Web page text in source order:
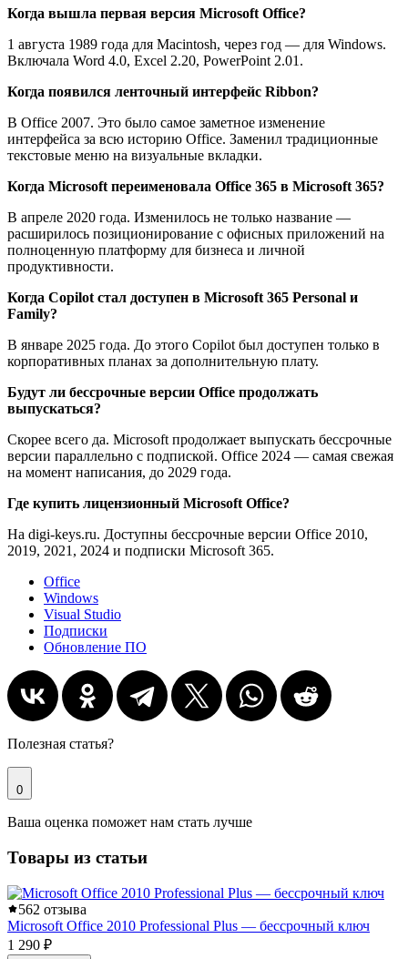
Когда вышла первая версия Microsoft Office?
1 августа 1989 года для Macintosh, через год — для Windows.
Включала Word 4.0, Excel 2.20, PowerPoint 2.01.
Когда появился ленточный интерфейс Ribbon?
В Office 2007. Это было самое заметное изменение
интерфейса за всю историю Office. Заменил традиционные
текстовые меню на визуальные вкладки.
Когда Microsoft переименовала Office 365 в Microsoft 365?
В апреле 2020 года. Изменилось не только название —
расширилось позиционирование с офисных приложений на
полноценную платформу для бизнеса и личной
продуктивности.
Когда Copilot стал доступен в Microsoft 365 Personal и
Family?
В январе 2025 года. До этого Copilot был доступен только в
корпоративных планах за дополнительную плату.
Будут ли бессрочные версии Office продолжать
выпускаться?
Скорее всего да. Microsoft продолжает выпускать бессрочные
версии параллельно с подпиской. Office 2024 — самая свежая
на момент написания, до 2029 года.
Где купить лицензионный Microsoft Office?
На digi-keys.ru. Доступны бессрочные версии Office 2010,
2019, 2021, 2024 и подписки Microsoft 365.
Office
Windows
Visual Studio
Подписки
Обновление ПО
Полезная статья?
0
Ваша оценка поможет нам стать лучше
Товары из статьи
562 отзыва
Microsoft Office 2010 Professional Plus — бессрочный ключ
1 290 ₽